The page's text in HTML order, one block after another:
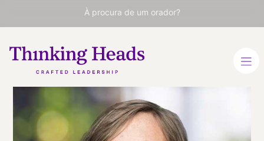
À procura de um orador?
Juan